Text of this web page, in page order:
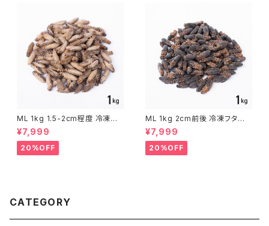
ML 1kg 1.5-2cm程度 冷凍イ
エコ ヨーロッパイエコオロギ
¥7,999
20%OFF
ML 1kg 2cm前後 冷凍フタホ
シ フタホシコオロギ
¥7,999
20%OFF
CATEGORY